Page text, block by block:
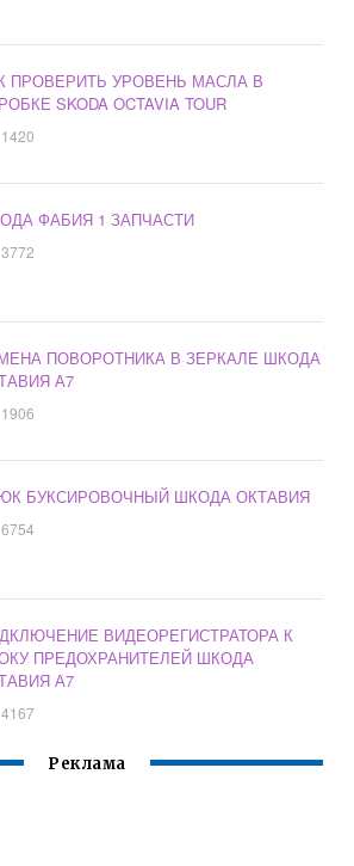
ПРОВЕРИТЬ УРОВЕНЬ МАСЛА В
SKODA OCTAVIA TOUR
1420
ФАБИЯ 1 ЗАПЧАСТИ
3772
ПОВОРОТНИКА В ЗЕРКАЛЕ ШКОДА
А7
1906
БУКСИРОВОЧНЫЙ ШКОДА ОКТАВИЯ
6754
ВИДЕОРЕГИСТРАТОРА К
ПРЕДОХРАНИТЕЛЕЙ ШКОДА
А7
4167
Реклама